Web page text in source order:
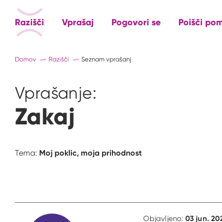
Razišči Vprašaj Pogovori se Poišči
Domov Razišči Seznam vprašanj
Vprašanje:
Zakaj
Tema: Moj poklic, moja prihodnost
Objavljeno: 03 jun.